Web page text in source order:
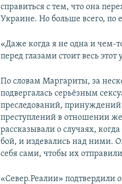
справиться с тем, что она
Украине. Но больше всего, по
«Даже когда я не одна и чем-
перед глазами стоит весь этот
По словам Маргариты, за
подвергалась серьёзным
преследований,
преступлений в отношении
рассказывали о случаях,
бой, и издевались над ними.
себя сами, чтобы их
«Север.Реалии» подтвердили